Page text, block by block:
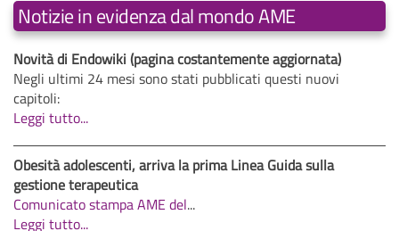
Notizie in evidenza dal mondo AME
Novità di Endowiki (pagina costantemente aggiornata)
Negli ultimi 24 mesi sono stati pubblicati questi nuovi
capitoli:
Leggi tutto...
Obesità adolescenti, arriva la prima Linea Guida sulla
gestione terapeutica
Comunicato stampa AME del...
Leggi tutto...